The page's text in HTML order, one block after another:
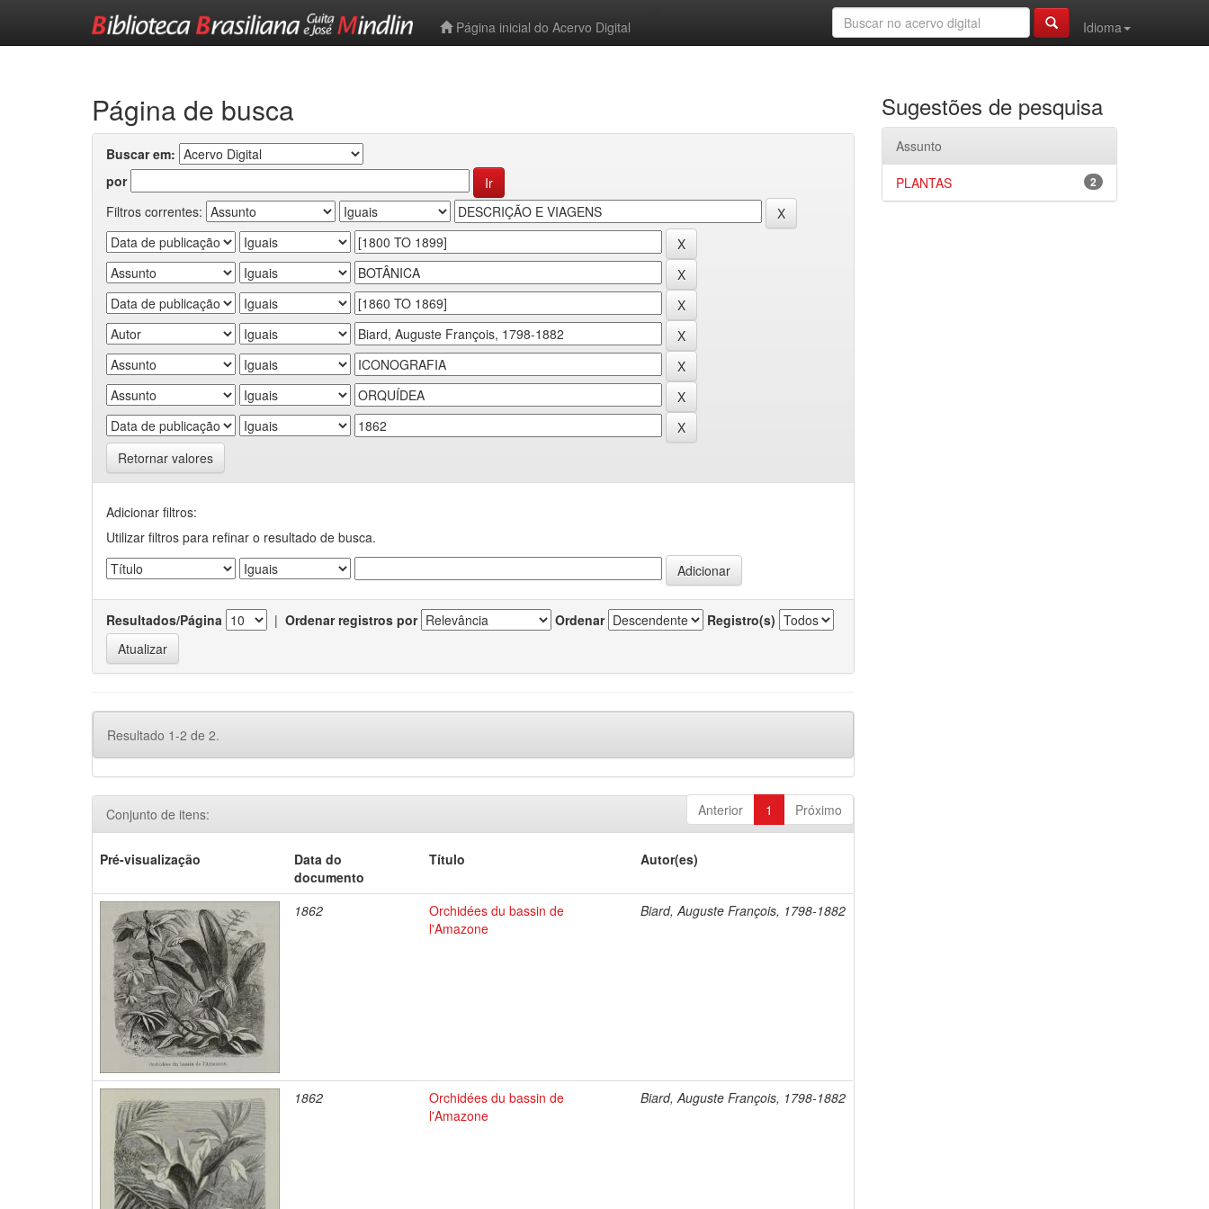
Página inicial do Acervo Digital
Idioma
Página de busca
Buscar em:
por
Filtros correntes:
Retornar valores
Adicionar filtros:
Utilizar filtros para refinar o resultado de busca.
Resultados/Página | Ordenar registros por Ordenar Registro(s)
Resultado 1-2 de 2.
Anterior 1 Próximo
Conjunto de itens:
Pré-visualização
Data do
documento
Título Autor(es)
1862
Orchidées du bassin de
l'Amazone
Biard, Auguste François, 1798-1882
1862
Orchidées du bassin de
l'Amazone
Biard, Auguste François, 1798-1882
Sugestões de pesquisa
Assunto
2
PLANTAS